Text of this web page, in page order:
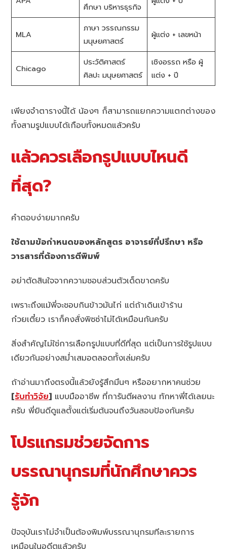
ศึกษา บริหารธุรกิจ
MLA
ภาษา วรรณกรรม
มนุษยศาสตร์
ผู้แต่ง + เลขหน้า
Chicago
ประวัติศาสตร์
ศิลปะ มนุษยศาสตร์
เชิงอรรถ หรือ ผู้
แต่ง + ปี
เพียงจำตารางนี้ได้ น้องๆ ก็สามารถแยกความแตกต่างของ
ทั้งสามรูปแบบได้เกือบทั้งหมดแล้วครับ
แล้วควรเลือกรูปแบบไหนดี
ที่สุด?
คำตอบง่ายมากครับ
ใช้ตามข้อกำหนดของหลักสูตร อาจารย์ที่ปรึกษา หรือ
วารสารที่ต้องการตีพิมพ์
อย่าตัดสินใจจากความชอบส่วนตัวเด็ดขาดครับ
เพราะถึงแม้พี่จะชอบกินข้าวมันไก่ แต่ถ้าเดินเข้าร้าน
ก๋วยเตี๋ยว เราก็คงสั่งพิซซ่าไม่ได้เหมือนกันครับ
สิ่งสำคัญไม่ใช่การเลือกรูปแบบที่ดีที่สุด แต่เป็นการใช้รูปแบบ
เดียวกันอย่างสม่ำเสมอตลอดทั้งเล่มครับ
ถ้าอ่านมาถึงตรงนี้แล้วยังรู้สึกมึนๆ หรืออยากหาคนช่วย
[รับทำวิจัย] แบบมืออาชีพ ที่การันตีผลงาน ทักหาพี่ได้เลยนะ
ครับ พี่ยินดีดูแลตั้งแต่เริ่มต้นจนถึงวันสอบป้องกันครับ
โปรแกรมช่วยจัดการ
บรรณานุกรมที่นักศึกษาควร
รู้จัก
ปัจจุบันเราไม่จำเป็นต้องพิมพ์บรรณานุกรมทีละรายการ